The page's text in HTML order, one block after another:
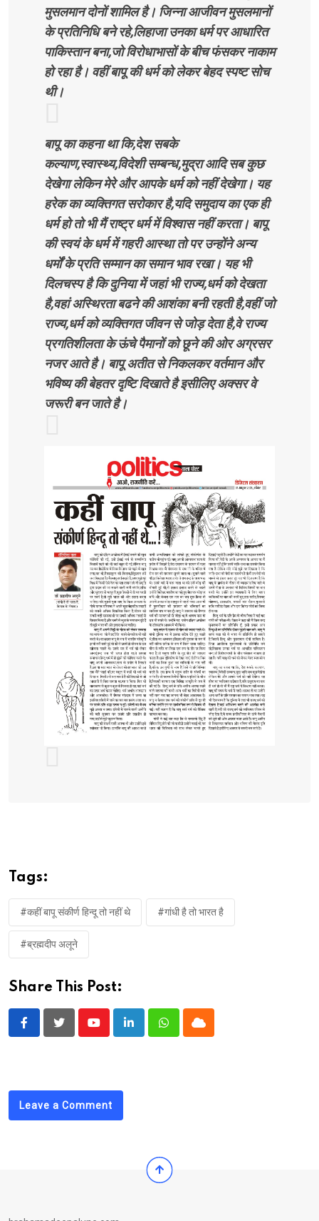
मुसलमान दोनों शामिल है। जिन्ना आजीवन मुसलमानों
के प्रतिनिधि बने रहे,लिहाजा उनका धर्म पर आधारित
पाकिस्तान बना,जो विरोधाभासों के बीच फंसकर नाकाम
हो रहा है। वहीं बापू की धर्म को लेकर बेहद स्पष्ट सोच
थी।
बापू का कहना था कि,देश सबके
कल्याण,स्वास्थ्य,विदेशी सम्बन्ध,मुद्रा आदि सब कुछ
देखेगा लेकिन मेरे और आपके धर्म को नहीं देखेगा। यह
हरेक का व्यक्तिगत सरोकार है,यदि समुदाय का एक ही
धर्म हो तो भी मैं राष्ट्र धर्म में विश्वास नहीं करता। बापू
की स्वयं के धर्म में गहरी आस्था तो पर उन्होंने अन्य
धर्मों के प्रति सम्मान का समान भाव रखा। यह भी
दिलचस्प है कि दुनिया में जहां भी राज्य,धर्म को देखता
है,वहां अस्थिरता बढने की आशंका बनी रहती है,वहीं जो
राज्य,धर्म को व्यक्तिगत जीवन से जोड़ देता है,वे राज्य
प्रगतिशीलता के ऊंचे पैमानों को छूने की ओर अग्रसर
नजर आते है। बापू अतीत से निकलकर वर्तमान और
भविष्य की बेहतर दृष्टि दिखाते है इसीलिए अक्सर वे
जरूरी बन जाते है।
Tags:
#कहीं बापू संकीर्ण हिन्दू तो नहीं थे #गांधी है तो भारत है
#ब्रह्मदीप अलूने
Share This Post:
YoutubeLinkedInWhatsappCloud
Leave a Comment